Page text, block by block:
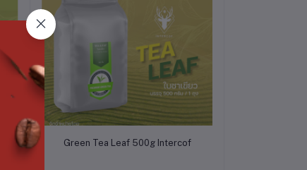
หยิบใส่ตะกร้า
Green Tea Leaf 500g Intercof